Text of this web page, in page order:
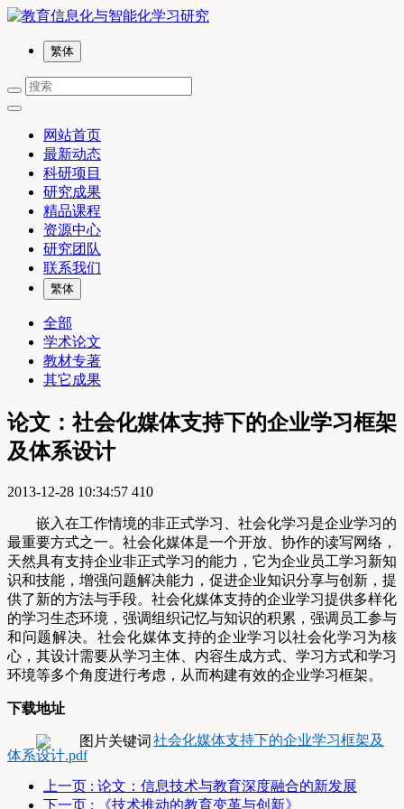
繁体
网站首页
最新动态
科研项目
研究成果
精品课程
资源中心
研究团队
联系我们
繁体
全部
学术论文
教材专著
其它成果
论文：社会化媒体支持下的企业学习框架
及体系设计
2013-12-28 10:34:57 410
嵌入在工作情境的非正式学习、社会化学习是企业学习的
最重要方式之一。社会化媒体是一个开放、协作的读写网络，
天然具有支持企业非正式学习的能力，它为企业员工学习新知
识和技能，增强问题解决能力，促进企业知识分享与创新，提
供了新的方法与手段。社会化媒体支持的企业学习提供多样化
的学习生态环境，强调组织记忆与知识的积累，强调员工参与
和问题解决。社会化媒体支持的企业学习以社会化学习为核
心，其设计需要从学习主体、内容生成方式、学习方式和学习
环境等多个角度进行考虑，从而构建有效的企业学习框架。
下载地址
社会化媒体支持下的企业学习框架及
体系设计.pdf
上一页 : 论文：信息技术与教育深度融合的新发展
下一页 : 《技术推动的教育变革与创新》